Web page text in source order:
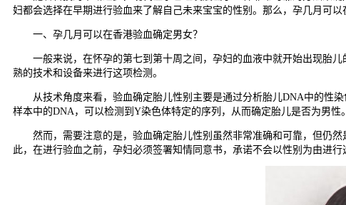
妇都会选择在早期进行验血来了解自己未来宝宝的性别。那么，孕几月可
一、孕几月可以在香港验血确定男女？
一般来说，在怀孕的第七到第十周之间，孕妇的血液中就开始出现胎儿
熟的技术和设备来进行这项检测。
从技术角度来看，验血确定胎儿性别主要是通过分析胎儿DNA中的性染
样本中的DNA，可以检测到Y染色体特定的序列，从而确定胎儿是否为男性。
然而，需要注意的是，验血确定胎儿性别虽然非常准确和可靠，但仍然
此，在进行验血之前，孕妇必须签署知情同意书，承诺不会以性别为由进行